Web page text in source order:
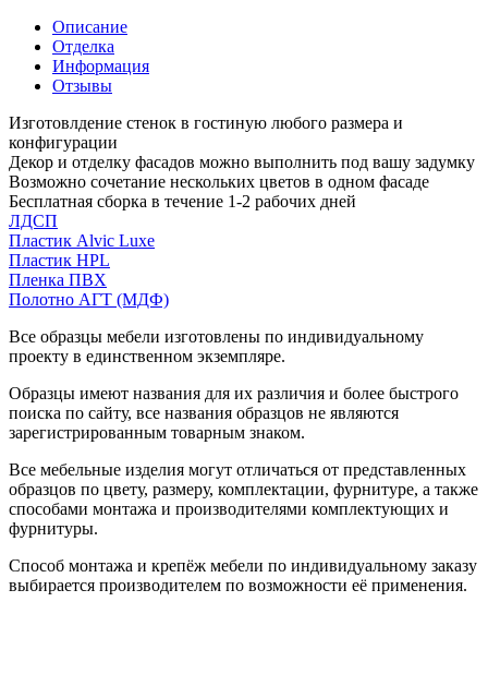
Описание
Отделка
Информация
Отзывы
Изготовлдение стенок в гостиную любого размера и
конфигурации
Декор и отделку фасадов можно выполнить под вашу задумку
Возможно сочетание нескольких цветов в одном фасаде
Бесплатная сборка в течение 1-2 рабочих дней
ЛДСП
Пластик Alvic Luxe
Пластик HPL
Пленка ПВХ
Полотно АГТ (МДФ)
Все образцы мебели изготовлены по индивидуальному
проекту в единственном экземпляре.
Образцы имеют названия для их различия и более быстрого
поиска по сайту, все названия образцов не являются
зарегистрированным товарным знаком.
Все мебельные изделия могут отличаться от представленных
образцов по цвету, размеру, комплектации, фурнитуре, а также
способами монтажа и производителями комплектующих и
фурнитуры.
Способ монтажа и крепёж мебели по индивидуальному заказу
выбирается производителем по возможности её применения.